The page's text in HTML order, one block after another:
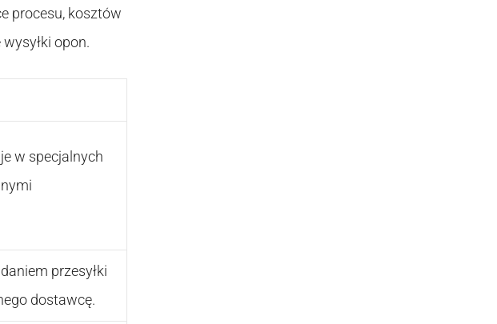
procesu, kosztów
opon.
w specjalnych
przesyłki
dostawcę.